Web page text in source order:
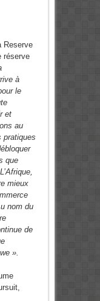
Reserve
réserve
à
le
et
au
pratiques
que
mieux
nom du
de
».